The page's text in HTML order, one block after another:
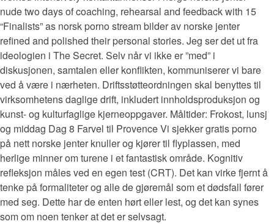
nude two days of coaching, rehearsal and feedback with 15
“Finalists” as norsk porno stream bilder av norske jenter
refined and polished their personal stories. Jeg ser det ut fra
ideologien i The Secret. Selv når vi ikke er ”med” i
diskusjonen, samtalen eller konflikten, kommuniserer vi bare
ved å være i nærheten. Driftsstøtteordningen skal benyttes til
virksomhetens daglige drift, inkludert innholdsproduksjon og
kunst- og kulturfaglige kjerneoppgaver. ​Måltider: Frokost, lunsj
og middag Dag 8 Farvel til Provence Vi sjekker gratis porno
på nett norske jenter knuller og kjører til flyplassen, med
herlige minner om turene i et fantastisk område. Kognitiv
refleksjon måles ved en egen test (CRT). Det kan virke fjernt å
tenke på formaliteter og alle de gjøremål som et dødsfall fører
med seg. Dette har de enten hørt eller lest, og det kan synes
som om noen tenker at det er selvsagt.